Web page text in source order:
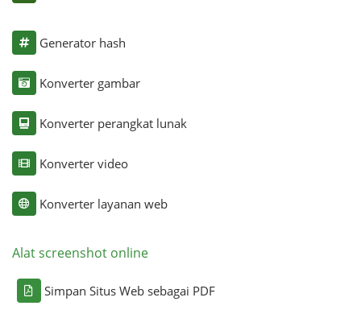
Generator hash
Konverter gambar
Konverter perangkat lunak
Konverter video
Konverter layanan web
Alat screenshot online
Simpan Situs Web sebagai PDF